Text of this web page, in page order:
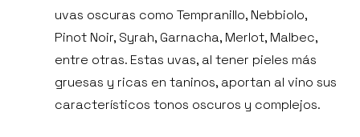
uvas oscuras como Tempranillo, Nebbiolo,
Pinot Noir, Syrah, Garnacha, Merlot, Malbec,
entre otras. Estas uvas, al tener pieles más
gruesas y ricas en taninos, aportan al vino sus
característicos tonos oscuros y complejos.